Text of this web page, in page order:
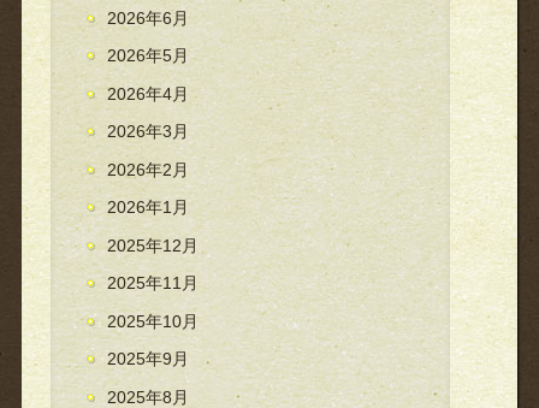
2026年6月
2026年5月
2026年4月
2026年3月
2026年2月
2026年1月
2025年12月
2025年11月
2025年10月
2025年9月
2025年8月